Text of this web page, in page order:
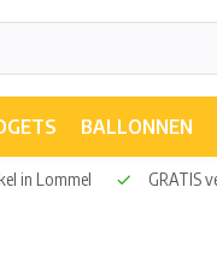
BALLONNEN
fysieke winkel in Lommel